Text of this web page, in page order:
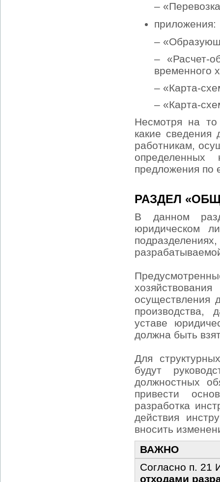
–
приложения:
–
– «Расчет-
временного
– «Карта-
– «Карта-
Несмотря на
какие сведения
работникам,
предложения по
РАЗДЕЛ
В данном
юридическом
осуществления
производства,
уставе
должна быть
Для
будут
должностных
привести
разработка
действия
вносить
ВАЖНО
Согласно п. 21
отходами